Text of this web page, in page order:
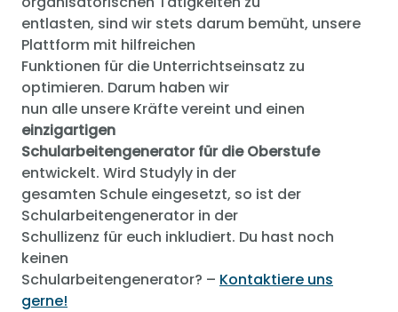
entlasten, sind wir stets darum bemüht, unsere
Plattform mit hilfreichen
Funktionen für die Unterrichtseinsatz zu
optimieren. Darum haben wir
nun alle unsere Kräfte vereint und einen
einzigartigen
Schularbeitengenerator für die Oberstufe
entwickelt. Wird Studyly in der
gesamten Schule eingesetzt, so ist der
Schularbeitengenerator in der
Schullizenz für euch inkludiert. Du hast noch
keinen
Schularbeitengenerator? – Kontaktiere uns
gerne!